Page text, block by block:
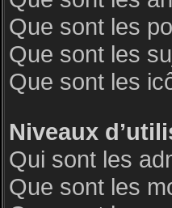
Que sont les
Que sont les
Que sont les
Niveaux
Qui sont les
Que sont les